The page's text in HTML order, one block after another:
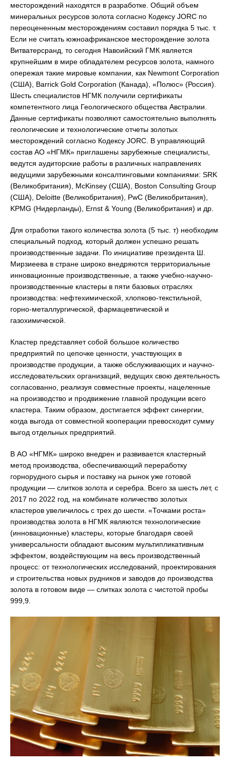
месторождений находятся в разработке. Общий объем
минеральных ресурсов золота согласно Кодексу JORC по
переоцененным месторождениям составил порядка 5 тыс. т.
Если не считать южноафриканское месторождение золота
Витватерсранд, то сегодня Навоийский ГМК является
крупнейшим в мире обладателем ресурсов золота, намного
опережая такие мировые компании, как Newmont Corporation
(США), Barrick Gold Corporation (Канада), «Полюс» (Россия).
Шесть специалистов НГМК получили сертификаты
компетентного лица Геологического общества Австралии.
Данные сертификаты позволяют самостоятельно выполнять
геологические и технологические отчеты золотых
месторождений согласно Кодексу JORC. В управляющий
состав АО «НГМК» приглашены зарубежные специалисты,
ведутся аудиторские работы в различных направлениях
ведущими зарубежными консалтинговыми компаниями: SRK
(Великобритания), McKinsey (США), Boston Consulting Group
(США), Deloitte (Великобритания), PwC (Великобритания),
KPMG (Нидерланды), Ernst & Young (Великобритания) и др.
Для отработки такого количества золота (5 тыс. т) необходим
специальный подход, который должен успешно решать
производственные задачи. По инициативе президента Ш.
Мирзиеева в стране широко внедряются территориальные
инновационные производственные, а также учебно-научно-
производственные кластеры в пяти базовых отраслях
производства: нефтехимической, хлопково-текстильной,
горно-металлургической, фармацевтической и
газохимической.
Кластер представляет собой большое количество
предприятий по цепочке ценности, участвующих в
производстве продукции, а также обслуживающих и научно-
исследовательских организаций, ведущих свою деятельность
согласованно, реализуя совместные проекты, нацеленные
на производство и продвижение главной продукции всего
кластера. Таким образом, достигается эффект синергии,
когда выгода от совместной кооперации превосходит сумму
выгод отдельных предприятий.
В АО «НГМК» широко внедрен и развивается кластерный
метод производства, обеспечивающий переработку
горнорудного сырья и поставку на рынок уже готовой
продукции — слитков золота и серебра. Всего за шесть лет, с
2017 по 2022 год, на комбинате количество золотых
кластеров увеличилось с трех до шести. «Точками роста»
производства золота в НГМК являются технологические
(инновационные) кластеры, которые благодаря своей
универсальности обладают высоким мультипликативным
эффектом, воздействующим на весь производственный
процесс: от технологических исследований, проектирования
и строительства новых рудников и заводов до производства
золота в готовом виде — слитках золота с чистотой пробы
999,9.